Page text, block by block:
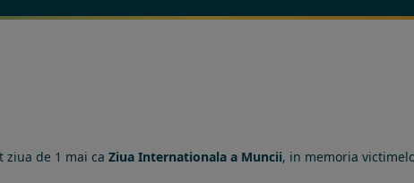
ziua de 1 mai ca Ziua Internationala a Muncii, in memoria